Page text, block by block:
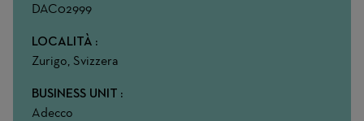
DAC02999
LOCALITÀ
Zurigo, Svizzera
BUSINESS UNIT
Adecco